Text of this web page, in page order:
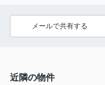
メールで共有する
近隣の物件